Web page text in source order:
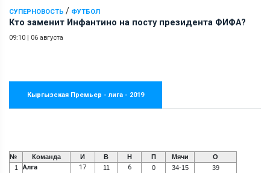
СУПЕРНОВОСТЬ / ФУТБОЛ
Кто заменит Инфантино на посту президента ФИФА?
09:10 | 06 августа
Кыргызская Премьер - лига - 2019
№ Команда И В Н П Мячи
О
1
Алга 17 11 6 0 34-15 39